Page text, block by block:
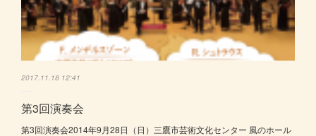
2017.11.18 12:41
第3回演奏会
第3回演奏会2014年9月28日（日）三鷹市芸術文化センター 風のホール